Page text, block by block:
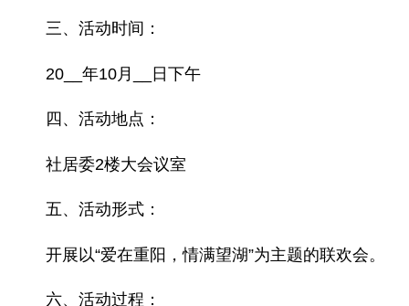
三、活动时间：
20__年10月__日下午
四、活动地点：
社居委2楼大会议室
五、活动形式：
开展以“爱在重阳，情满望湖”为主题的联欢会。
六、活动过程：